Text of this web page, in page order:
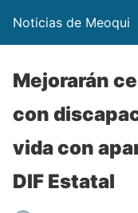
Noticias de Meoqui
Mejorarán
con
vida con
DIF Estatal